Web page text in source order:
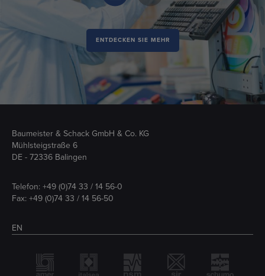
ENTDECKEN SIE MEHR
Baumeister & Schack GmbH & Co. KG
Mühlsteigstraße 6
DE - 72336 Balingen
Telefon: +49 (0)74 33 / 14 56-0
Fax: +49 (0)74 33 / 14 56-50
EN